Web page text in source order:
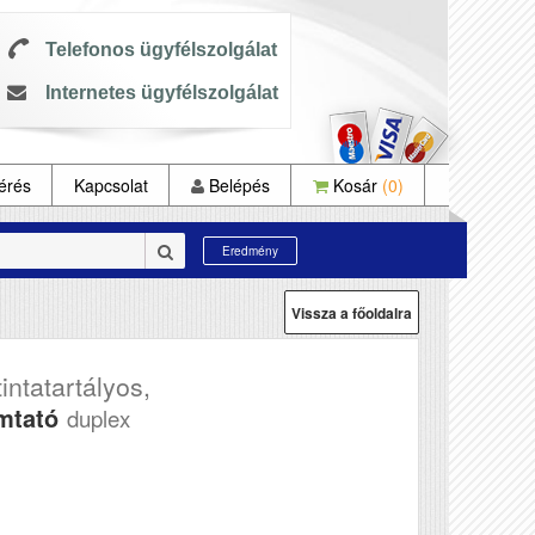
Telefonos ügyfélszolgálat
Internetes ügyfélszolgálat
Kapcsolat Belépés Kosár (0)
Eredmény
Vissza a főoldalra
duplex